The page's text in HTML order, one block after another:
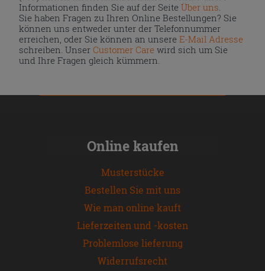
Informationen finden Sie auf der Seite Über uns
Sie haben Fragen zu Ihren Online Bestellungen? Sie
können uns entweder unter der Telefonnummer
erreichen, oder Sie können an unsereE-Mail Adresse
schreiben. UnserCustomer Care wird sich um Sie
und Ihre Fragen gleich kümmern.
Online kaufen
Musterstücke
Bestellen Sie mit uns
Wie man online kauft
Lieferzeiten und -kosten
Problemlose lieferung
Widerrufsrecht